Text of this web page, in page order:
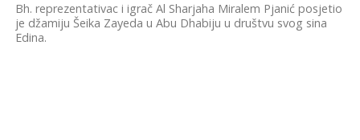
Bh. reprezentativac i igrač Al Sharjaha Miralem Pjanić posjetio
je džamiju Šeika Zayeda u Abu Dhabiju u društvu svog sina
Edina.